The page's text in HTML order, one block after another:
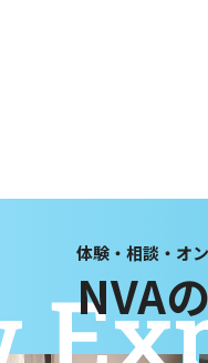
体験・相談・オ
NVA